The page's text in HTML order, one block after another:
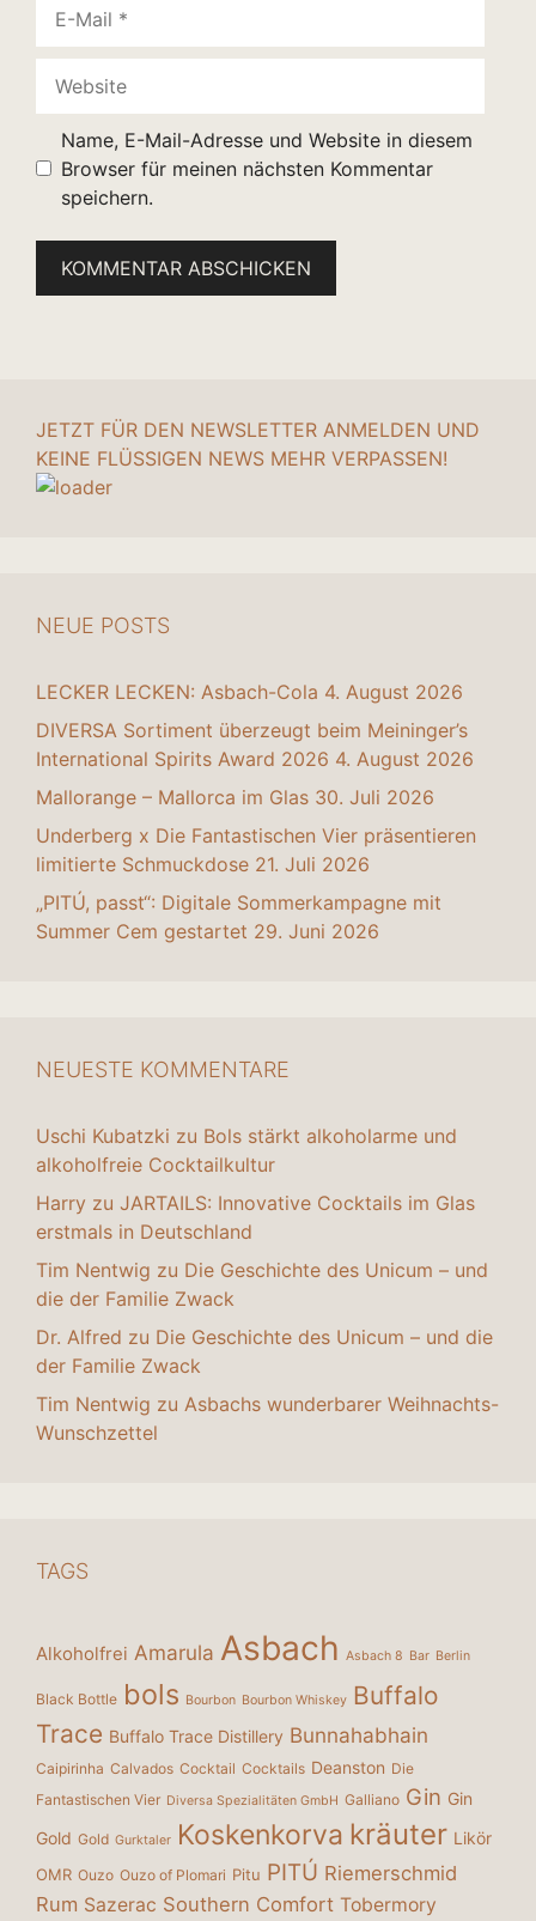
Mail
Name, E-Mail-Adresse und Website in diesem
Browser für meinen nächsten Kommentar
speichern.
JETZT FÜR DEN NEWSLETTER ANMELDEN UND
KEINE FLÜSSIGEN NEWS MEHR VERPASSEN!
NEUE POSTS
LECKER LECKEN: Asbach-Cola 4. August 2026
DIVERSA Sortiment überzeugt beim Meininger’s
International Spirits Award 2026 4. August 2026
Mallorange – Mallorca im Glas 30. Juli 2026
Underberg x Die Fantastischen Vier präsentieren
limitierte Schmuckdose 21. Juli 2026
„PITÚ, passt“: Digitale Sommerkampagne mit
Summer Cem gestartet 29. Juni 2026
NEUESTE KOMMENTARE
Uschi Kubatzki zu Bols stärkt alkoholarme und
alkoholfreie Cocktailkultur
Harry zu JARTAILS: Innovative Cocktails im Glas
erstmals in Deutschland
Tim Nentwig zu Die Geschichte des Unicum – und
die der Familie Zwack
Dr. Alfred zu Die Geschichte des Unicum – und die
der Familie Zwack
Tim Nentwig zu Asbachs wunderbarer Weihnachts-
Wunschzettel
TAGS
Alkoholfrei Amarula Asbach Asbach 8 Bar Berlin
Black Bottle bols Bourbon Bourbon Whiskey Buffalo
Trace Buffalo Trace Distillery Bunnahabhain
Caipirinha Calvados Cocktail Cocktails Deanston Die
Fantastischen Vier Diversa Spezialitäten GmbH Galliano Gin Gin
Gold Gold Gurktaler Koskenkorva kräuter Likör
OMR Ouzo Ouzo of Plomari Pitu PITÚ Riemerschmid
Rum Sazerac Southern Comfort Tobermory